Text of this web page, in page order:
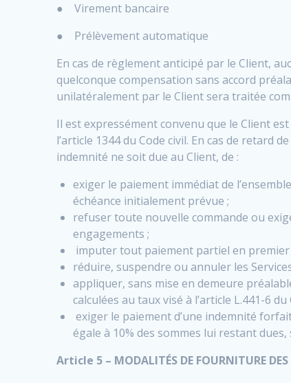
● Virement bancaire
● Prélèvement automatique
En cas de règlement anticipé par le Client,
quelconque compensation sans accord
unilatéralement par le Client sera traitée
Il est expressément convenu que le Client
l’article 1344 du Code civil. En cas de retard
indemnité ne soit due au Client, de :
exiger le paiement immédiat de
échéance initialement prévue ;
refuser toute nouvelle commande ou
engagements ;
imputer tout paiement partiel en premier
réduire, suspendre ou annuler les
appliquer, sans mise en demeure
calculées au taux visé à l’article L.441-6
exiger le paiement d’une indemnité
égale à 10% des sommes lui restant
Article 5 – MODALITÉS DE FOURNITURE DES